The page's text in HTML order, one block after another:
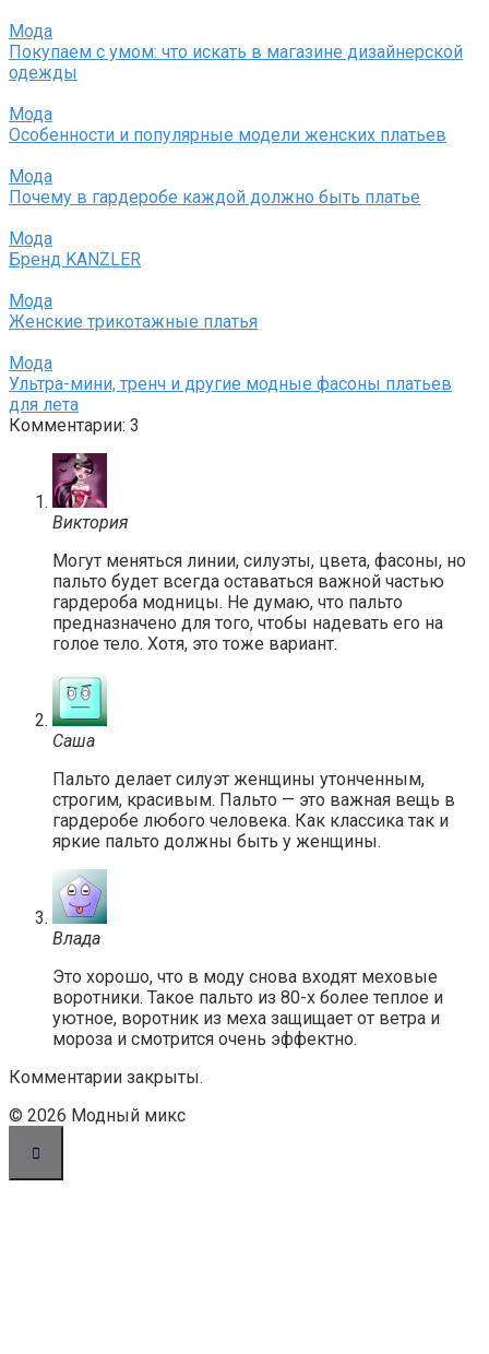
Мода
Покупаем с умом: что искать в магазине дизайнерской
одежды
Мода
Особенности и популярные модели женских платьев
Мода
Почему в гардеробе каждой должно быть платье
Мода
Бренд KANZLER
Мода
Женские трикотажные платья
Мода
Ультра-мини, тренч и другие модные фасоны платьев
для лета
Комментарии: 3
Виктория
Могут меняться линии, силуэты, цвета, фасоны, но
пальто будет всегда оставаться важной частью
гардероба модницы. Не думаю, что пальто
предназначено для того, чтобы надевать его на
голое тело. Хотя, это тоже вариант.
Саша
Пальто делает силуэт женщины утонченным,
строгим, красивым. Пальто — это важная вещь в
гардеробе любого человека. Как классика так и
яркие пальто должны быть у женщины.
Влада
Это хорошо, что в моду снова входят меховые
воротники. Такое пальто из 80-х более теплое и
уютное, воротник из меха защищает от ветра и
мороза и смотрится очень эффектно.
Комментарии закрыты.
© 2026 Модный микс